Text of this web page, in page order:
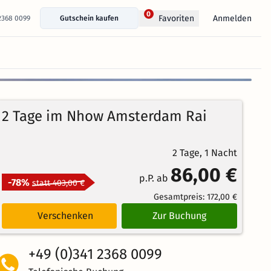
0099 Gutschein kaufen
0 Favoriten Anmelden
2 Tage im Nhow Amsterdam Rai
2 Tage, 1 Nacht
-78% statt 403,00 € p.P. ab 86,00 €
Gesamtpreis: 172,00 €
Verschenken Zur Buchung
+49 (0)341 2368 0099